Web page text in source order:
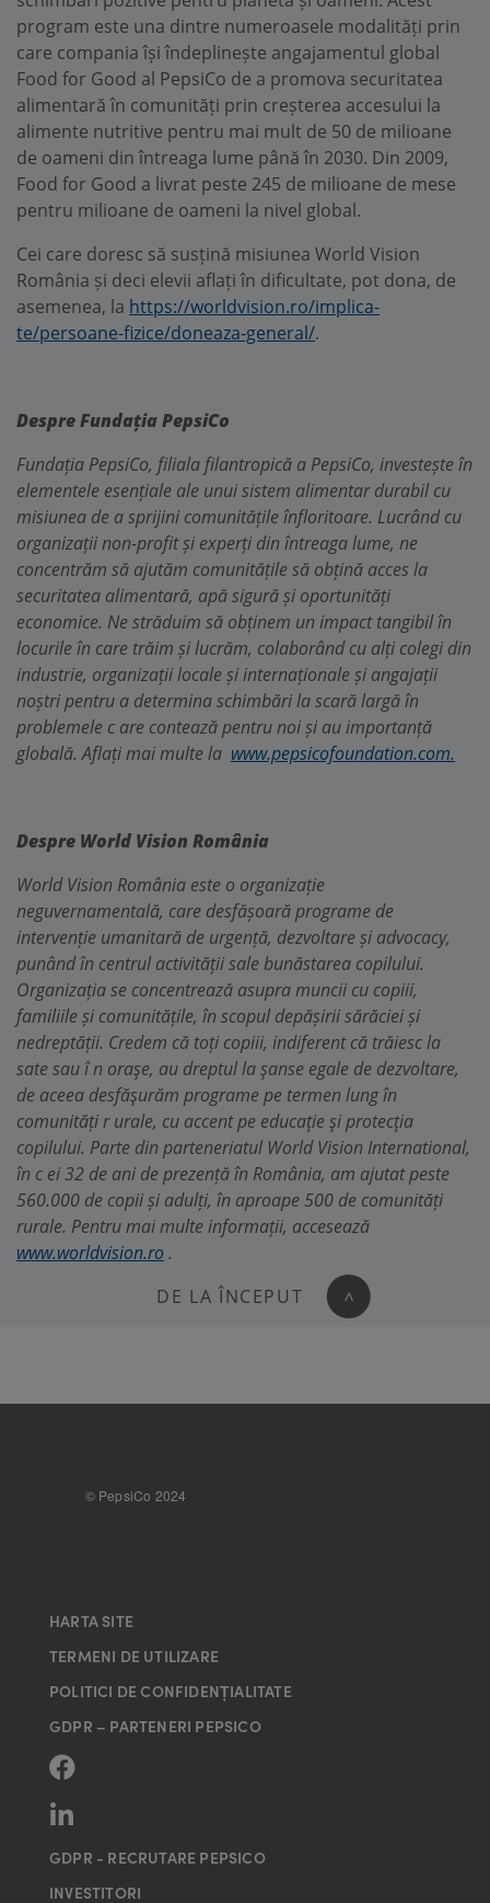
program este una dintre numeroasele modalități prin
care compania își îndeplinește angajamentul global
Food for Good al PepsiCo de a promova securitatea
alimentară în comunități prin creșterea accesului la
alimente nutritive pentru mai mult de 50 de milioane
de oameni din întreaga lume până în 2030. Din 2009,
Food for Good a livrat peste 245 de milioane de mese
pentru milioane de oameni la nivel global.
Cei care doresc să susțină misiunea World Vision
România și deci elevii aflați în dificultate, pot dona, de
asemenea, la https://worldvision.ro/implica-
te/persoane-fizice/doneaza-general/.
Despre Fundația PepsiCo
Fundația PepsiCo, filiala filantropică a PepsiCo, investește în
elementele esențiale ale unui sistem alimentar durabil cu
misiunea de a sprijini comunitățile înfloritoare. Lucrând cu
organizații non-profit și experți din întreaga lume, ne
concentrăm să ajutăm comunitățile să obțină acces la
securitatea alimentară, apă sigură și oportunități
economice. Ne străduim să obținem un impact tangibil în
locurile în care trăim și lucrăm, colaborând cu alți colegi din
industrie, organizații locale și internaționale și angajații
noștri pentru a determina schimbări la scară largă în
problemele c are contează pentru noi și au importanță
globală. Aflați mai multe la www.pepsicofoundation.com.
Despre World Vision România
World Vision România este o organizație
neguvernamentală, care desfășoară programe de
intervenție umanitară de urgență, dezvoltare și advocacy,
punând în centrul activității sale bunăstarea copilului.
Organizația se concentrează asupra muncii cu copiii,
familiile și comunitățile, în scopul depășirii sărăciei și
nedreptății. Credem că toți copiii, indiferent că trăiesc la
sate sau î n oraşe, au dreptul la şanse egale de dezvoltare,
de aceea desfăşurăm programe pe termen lung în
comunități r urale, cu accent pe educaţie şi protecţia
copilului. Parte din parteneriatul World Vision International,
în c ei 32 de ani de prezență în România, am ajutat peste
560.000 de copii și adulți, în aproape 500 de comunități
rurale. Pentru mai multe informații, accesează
www.worldvision.ro.
FOOTER
© PepsiCo 2024
HARTA SITE
TERMENI DE UTILIZARE
POLITICI DE CONFIDENȚIALITATE
GDPR – PARTENERI PEPSICO
GDPR - RECRUTARE PEPSICO
INVESTITORI
DE LA ÎNCEPUT >